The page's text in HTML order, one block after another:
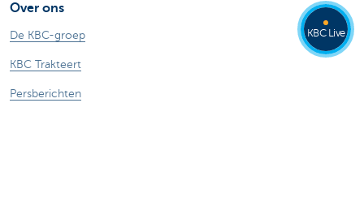
Over ons
De KBC-groep
KBC Trakteert
Persberichten
KBC Live